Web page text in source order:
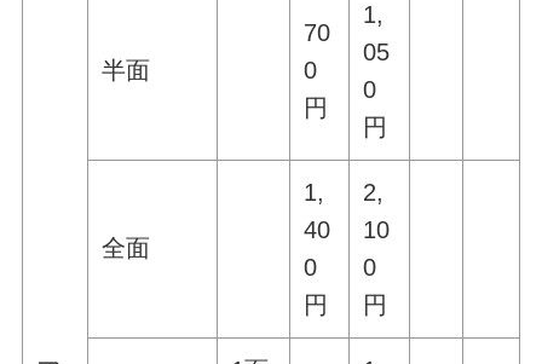
半面
70
0
円
1,
05
0
円
全面
1,
40
0
円
2,
10
0
円